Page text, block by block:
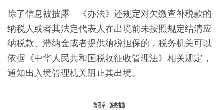
除了信息被披露，《办法》还规定对欠缴查补税款的
纳税人或者其法定代表人在出境前未按照规定结清应
纳税款、滞纳金或者提供纳税担保的，税务机关可以
依据《中华人民共和国税收征收管理法》相关规定，
通知出入境管理机关阻止其出境。